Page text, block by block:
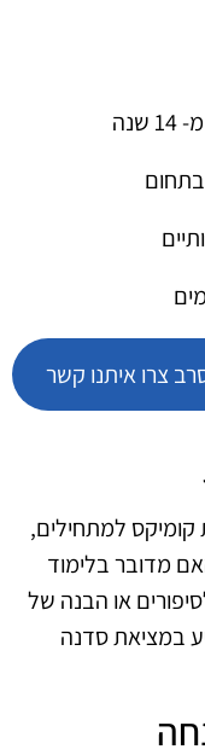
בתחום
צרו איתנו קשר
למתחילים,
מדובר בלימוד
או הבנה של
במציאת סדנה